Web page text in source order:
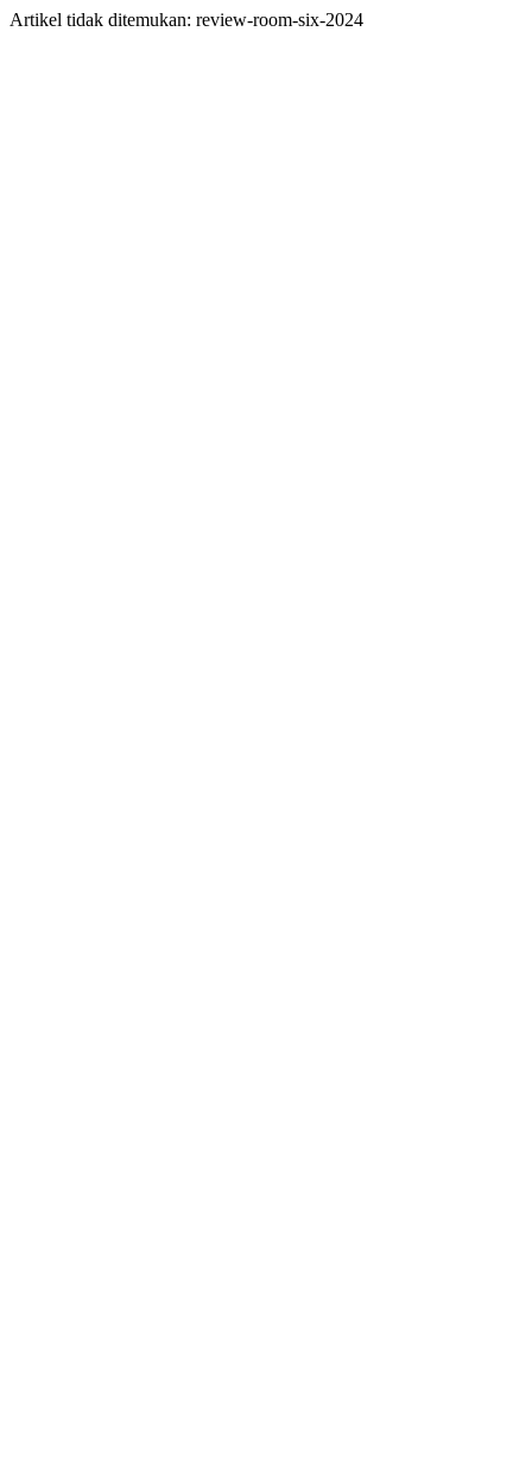
Artikel tidak ditemukan: review-room-six-2024